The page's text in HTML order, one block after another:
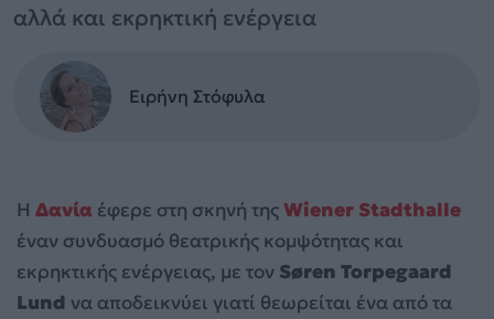
αλλά και εκρηκτική ενέργεια
Ειρήνη Στόφυλα
Η Δανία έφερε στη σκηνή τηςWiener Stadthalle
έναν συνδυασμό θεατρικής κομψότητας και
εκρηκτικής ενέργειας, με τον Søren Torpegaard
Lund να αποδεικνύει γιατί θεωρείται ένα από τα